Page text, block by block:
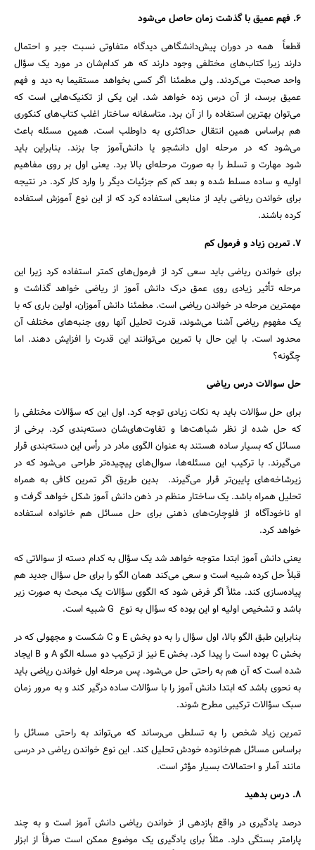
6. فهم عمیق با گذشت زمان حاصل می‌شود
قطعاً همه در دوران پیش‌دانشگاهی دیدگاه متفاوتی نسبت جبر و احتمال
دارند زیرا کتاب‌های مختلفی وجود دارند که هر کدام‌شان در مورد یک سؤال
واحد صحبت می‌کردند. ولی مطمئنا اگر کسی بخواهد مستقیما به دید و فهم
عمیق برسد، از آن درس زده خواهد شد. این یکی از تکنیک‌هایی است که
می‌توان بهترین استفاده را از آن برد. متاسفانه ساختار اغلب کتاب‌های کنکوری
هم براساس همین انتقال حداکثری به داوطلب است. همین مسئله باعث
می‌شود که در مرحله اول دانشجو یا دانش‌آموز جا بزند. بنابراین باید
شود مهارت و تسلط را به صورت مرحله‌ای بالا برد. یعنی اول بر روی مفاهیم
اولیه و ساده مسلط شده و بعد کم کم جزئیات دیگر را وارد کار کرد. در نتیجه
برای خواندن ریاضی باید از منابعی استفاده کرد که از این نوع آموزش استفاده
کرده باشند.
7. تمرین زیاد و فرمول کم
برای خواندن ریاضی باید سعی کرد از فرمول‌های کمتر استفاده کرد زیرا این
مرحله تأثیر زیادی روی عمق درک دانش آموز از ریاضی خواهد گذاشت و
مهمترین مرحله در خواندن ریاضی است. مطمئنا دانش آموزان، اولین باری که با
یک مفهوم ریاضی آشنا می‌شوند، قدرت تحلیل آنها روی جنبه‌های مختلف آن
محدود است. با این حال با تمرین می‌توانند این قدرت را افزایش دهند. اما
چگونه؟
حل سوالات درس ریاضی
برای حل سؤالات باید به نکات زیادی توجه کرد. اول این که سؤالات مختلفی را
که حل شده از نظر شباهت‌ها و تفاوت‌های‌شان دسته‌بندی کرد. برخی از
مسائل که بسیار ساده هستند به عنوان الگوی مادر در رأس این دسته‌بندی قرار
می‌گیرند. با ترکیب این مسئله‌ها، سوال‌های پیچیده‌تر طراحی می‌شود که در
زیرشاخه‌های پایین‌تر قرار می‌گیرند. بدین طریق اگر تمرین کافی به همراه
تحلیل همراه باشد. یک ساختار منظم در ذهن دانش آموز شکل خواهد گرفت و
او ناخودآگاه از فلوچارت‌های ذهنی برای حل مسائل هم خانواده استفاده
خواهد کرد.
یعنی دانش آموز ابتدا متوجه خواهد شد یک سؤال به کدام دسته از سوالاتی که
قبلاً حل کرده شبیه است و سعی می‌کند همان الگو را برای حل سؤال جدید هم
پیاده‌سازی کند. مثلاً اگر فرض شود که الگوی سؤالات یک مبحث به صورت زیر
باشد و تشخیص اولیه او این بوده که سؤال به نوع G شبیه است.
بنابراین طبق الگو بالا، اول سؤال را به دو بخش E و C شکست و مجهولی که در
بخش C بوده است را پیدا کرد. بخش E نیز از ترکیب دو مسله الگو A و B ایجاد
شده است که آن هم به راحتی حل می‌شود. پس مرحله اول خواندن ریاضی باید
به نحوی باشد که ابتدا دانش آموز را با سؤالات ساده درگیر کند و به مرور زمان
سبک سؤالات ترکیبی مطرح شوند.
تمرین زیاد شخص را به تسلطی می‌رساند که می‌تواند به راحتی مسائل را
براساس مسائل هم‌خانوده‌ خودش تحلیل کند. این نوع خواندن ریاضی در درسی
مانند آمار و احتمالات بسیار مؤثر است.
8. درس بدهید
درصد یادگیری در واقع بازدهی از خواندن ریاضی دانش آموز است و به چند
پارامتر بستگی دارد. مثلاً برای یادگیری یک موضوع ممکن است صرفاً از ابزار